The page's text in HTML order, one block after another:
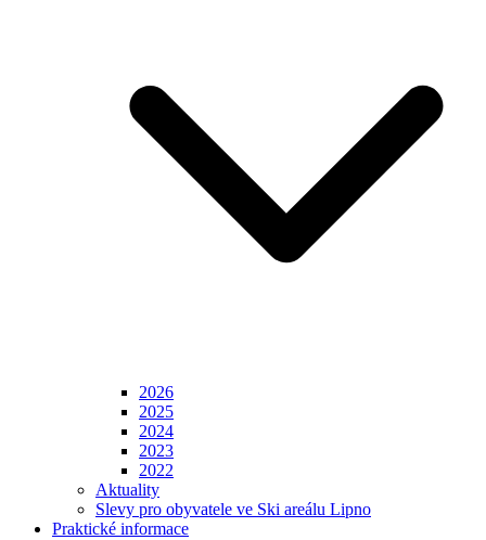
2026
2025
2024
2023
2022
Aktuality
Slevy pro obyvatele ve Ski areálu Lipno
Praktické informace